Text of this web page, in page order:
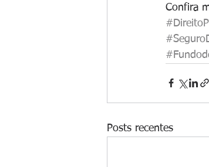
Confira
Posts recentes